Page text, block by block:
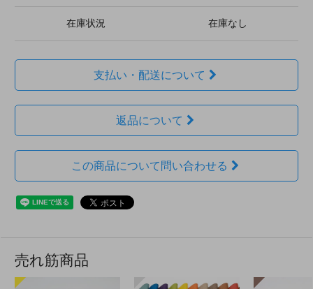
在庫状況 在庫なし
支払い・配送について
返品について
この商品について問い合わせる
売れ筋商品